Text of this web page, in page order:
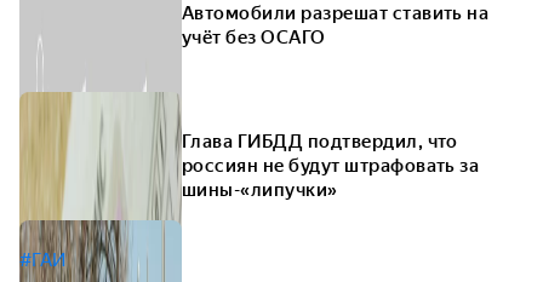
Автомобили разрешат ставить на
учёт без ОСАГО
Глава ГИБДД подтвердил, что
россиян не будут штрафовать за
шины-«липучки»
#ГАИ